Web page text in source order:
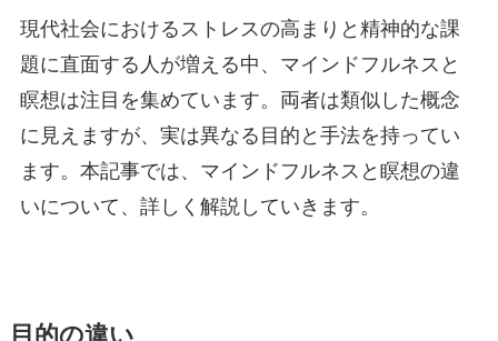
現代社会におけるストレスの高まりと精神的な課
題に直面する人が増える中、マインドフルネスと
瞑想は注目を集めています。両者は類似した概念
に見えますが、実は異なる目的と手法を持ってい
ます。本記事では、マインドフルネスと瞑想の違
いについて、詳しく解説していきます。
目的の違い